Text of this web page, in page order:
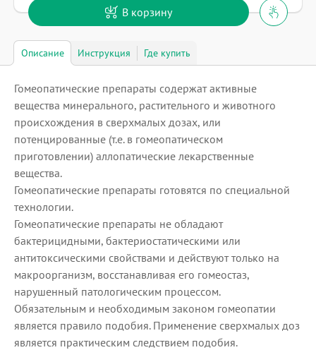
В корзину
Описание Инструкция Где купить
Гомеопатические препараты содержат активные
вещества минерального, растительного и животного
происхождения в сверхмалых дозах, или
потенцированные (т.е. в гомеопатическом
приготовлении) аллопатические лекарственные
вещества.
Гомеопатические препараты готовятся по специальной
технологии.
Гомеопатические препараты не обладают
бактерицидными, бактериостатическими или
антитоксическими свойствами и действуют только на
макроорганизм, восстанавливая его гомеостаз,
нарушенный патологическим процессом.
Обязательным и необходимым законом гомеопатии
является правило подобия. Применение сверхмалых доз
является практическим следствием подобия.